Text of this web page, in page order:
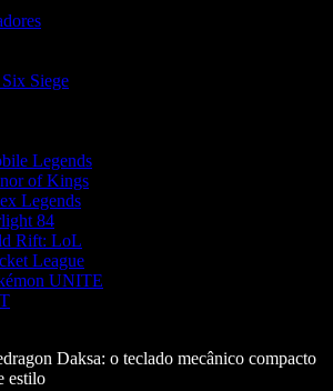
Siege
Legends
of Kings
Legends
84
Rift: LoL
League
UNITE
Daksa: o teclado mecânico compacto
estilo